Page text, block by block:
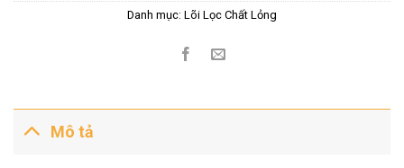
Danh mục: Lõi Lọc Chất Lỏng
Mô tả